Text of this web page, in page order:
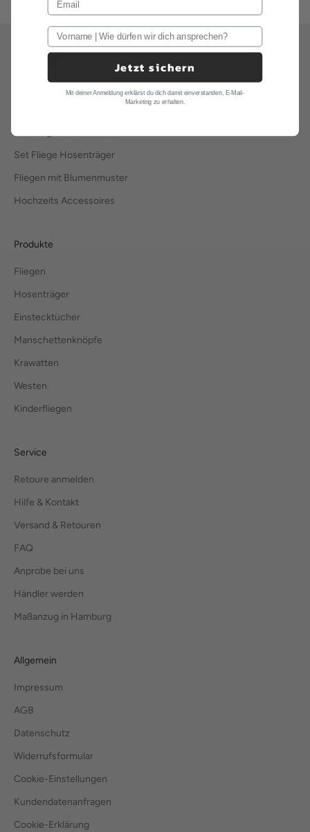
Kategorien
Leinenfliegen
Set Fliege Hosenträger
Fliegen mit Blumenmuster
Hochzeits Accessoires
Produkte
Fliegen
Hosenträger
Einstecktücher
Manschettenknöpfe
Krawatten
Westen
Kinderfliegen
Service
Retoure anmelden
Hilfe & Kontakt
Versand & Retouren
FAQ
Anprobe bei uns
Händler werden
Maßanzug in Hamburg
Allgemein
Impressum
AGB
Datenschutz
Widerrufsformular
Cookie-Einstellungen
Kundendatenanfragen
Cookie-Erklärung
Jetzt sichern
Mit deiner Anmeldung erklärst du dich damit einverstanden, E-Mail-
Marketing zu erhalten.